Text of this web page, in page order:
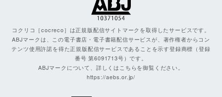
コクリコ［cocreco］は正規版配信サイトマークを取得したサービスです。
ABJマークは、この電子書店・電子書籍配信サービスが、著作権者からコン
テンツ使用許諾を得た正規版配信サービスであることを示す登録商標（登録
番号 第6091713号）です。
ABJマークについて、詳しくはこちらを御覧ください。
https://aebs.or.jp/